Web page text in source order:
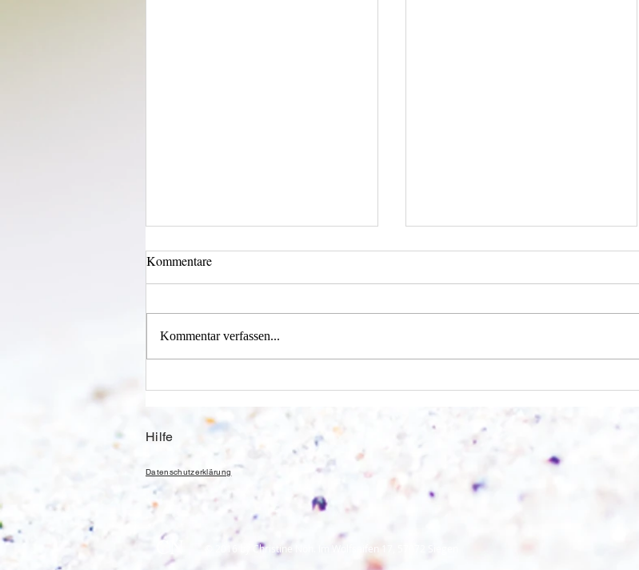
Wechselklamotten
Kommentare
Kommentar verfassen...
CN © 2016 by Christine Nöh. Im Wolfseifen 17, 57072 Siegen
Hilfe
Datenschutzerklärung